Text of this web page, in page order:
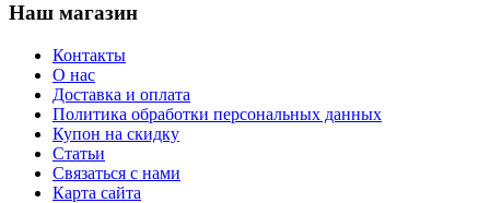
Наш магазин
Контакты
О нас
Доставка и оплата
Политика обработки персональных данных
Купон на скидку
Статьи
Связаться с нами
Карта сайта